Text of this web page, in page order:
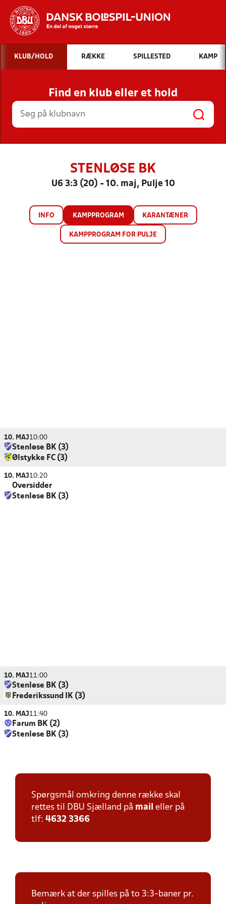
Hvad vil du søge efter?
INDHOLD OG NYHEDER
STILLINGER, RESULTATER, KLUBBER OG
HOLD
KLUB/HOLD RÆKKE SPILLESTED KAMP
Find en klub eller et hold
STENLØSE BK
U6 3:3 (20) - 10. maj, Pulje 10
INFO KAMPPROGRAM KARANTÆNER
KAMPPROGRAM FOR PULJE
10. MAJ10:00
Stenløse BK (3)
Ølstykke FC (3)
10. MAJ10:20
Oversidder
Stenløse BK (3)
10. MAJ11:00
Stenløse BK (3)
Frederikssund IK (3)
10. MAJ11:40
Farum BK (2)
Stenløse BK (3)
Spørgsmål omkring denne række skal
rettes til DBU Sjælland på mail eller på
tlf: 4632 3366
Bemærk at der spilles på to 3:3-baner pr.